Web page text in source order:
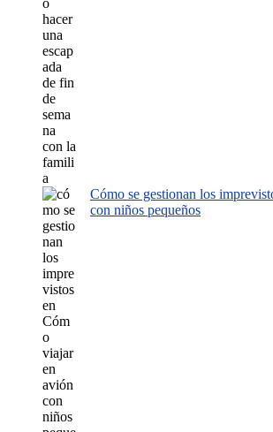
Cómo se gestionan los
con niños pequeños